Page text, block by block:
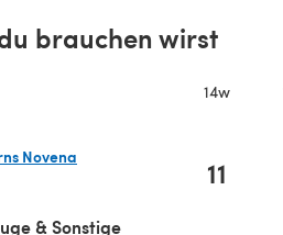
brauchen wirst
14w
Novena
11
& Sonstige